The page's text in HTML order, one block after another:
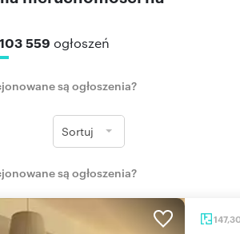
103 559 ogłoszeń
są ogłoszenia?
Sortuj
są ogłoszenia?